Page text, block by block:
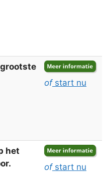
ofstart nu
het
ofstart nu